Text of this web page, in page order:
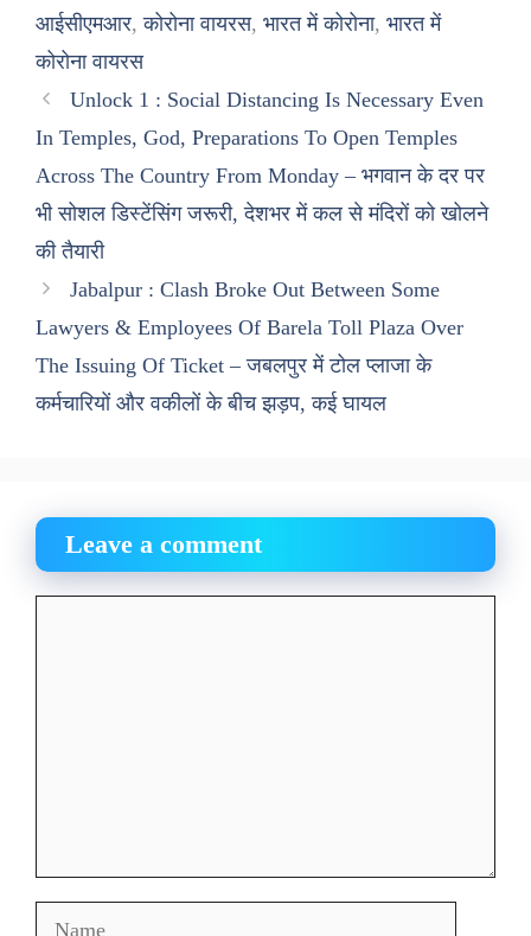
आईसीएमआर,कोरोना वायरस, भारत में कोरोना, भारत में
कोरोना वायरस
Unlock 1 : Social Distancing Is Necessary Even
In Temples, God, Preparations To Open Temples
Across The Country From Monday – भगवान के दर पर
भी सोशल डिस्टेंसिंग जरूरी, देशभर में कल से मंदिरों को खोलने
की तैयारी
Jabalpur : Clash Broke Out Between Some
Lawyers & Employees Of Barela Toll Plaza Over
The Issuing Of Ticket – जबलपुर में टोल प्लाजा के
कर्मचारियों और वकीलों के बीच झड़प, कई घायल
Leave a comment
Name